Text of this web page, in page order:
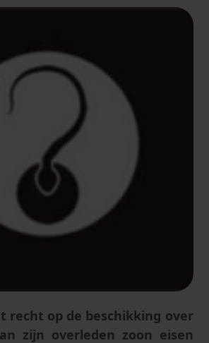
recht op de beschikking over
zijn overleden zoon eisen